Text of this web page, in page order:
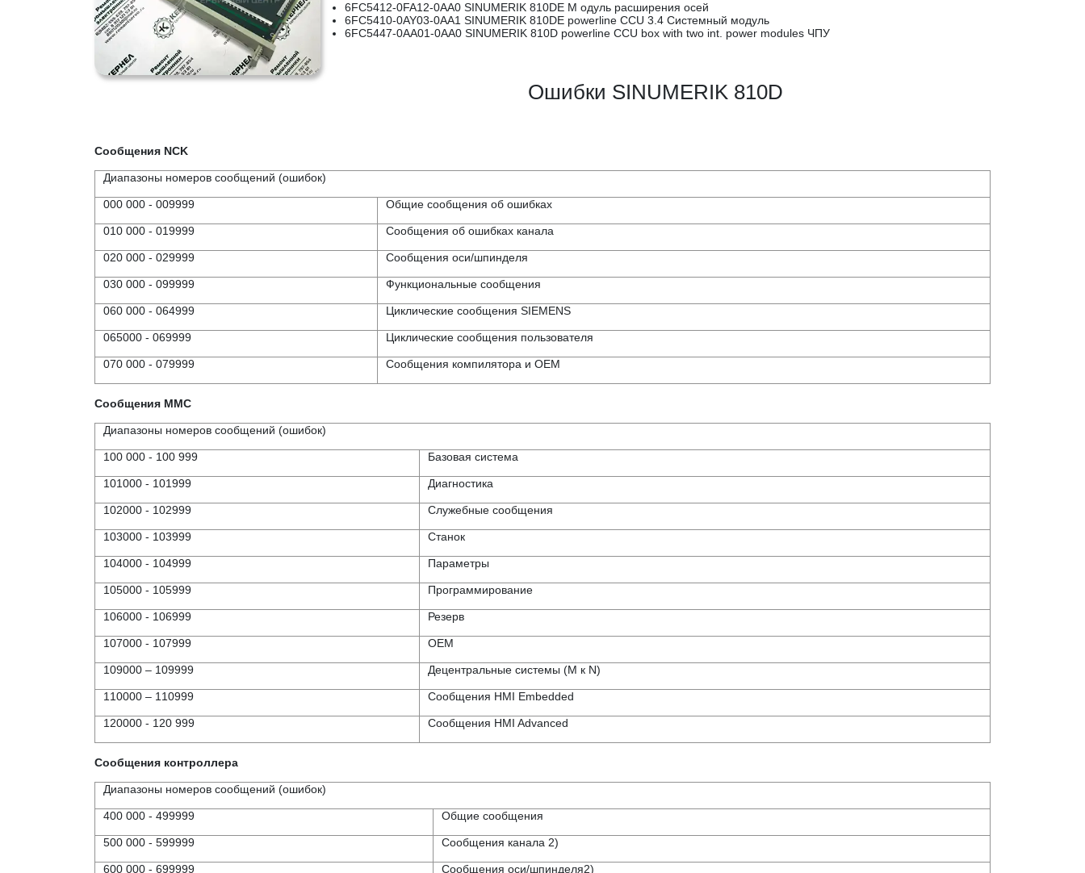
6FC5412-0FA12-0AA0 SINUMERIK 810DE М одуль расширения осей
6FC5410-0AY03-0AA1 SINUMERIK 810DE powerline CCU 3.4 Системный модуль
6FC5447-0AA01-0AA0 SINUMERIK 810D powerline CCU box with two int. power modules ЧПУ
Ошибки SINUMERIK 810D
Сообщения NCK
Диапазоны номеров сообщений (ошибок)
000 000 - 009999 Общие сообщения об ошибках
010 000 - 019999 Сообщения об ошибках канала
020 000 - 029999 Сообщения оси/шпинделя
030 000 - 099999 Функциональные сообщения
060 000 - 064999 Циклические сообщения SIEMENS
065000 - 069999 Циклические сообщения пользователя
070 000 - 079999 Сообщения компилятора и ОЕМ
Сообщения MMC
Диапазоны номеров сообщений (ошибок)
100 000 - 100 999 Базовая система
101000 - 101999 Диагностика
102000 - 102999 Служебные сообщения
103000 - 103999 Станок
104000 - 104999 Параметры
105000 - 105999 Программирование
106000 - 106999 Резерв
107000 - 107999 OEM
109000 – 109999 Децентральные системы (М к N)
110000 – 110999 Сообщения HMI Embedded
120000 - 120 999 Сообщения HMI Advanced
Сообщения контроллера
Диапазоны номеров сообщений (ошибок)
400 000 - 499999 Общие сообщения
500 000 - 599999 Сообщения канала 2)
600 000 - 699999 Сообщения оси/шпинделя2)